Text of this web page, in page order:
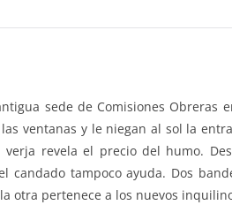
sede de Comisiones Obreras
ventanas y le niegan al sol la
revela el precio del humo.
candado tampoco ayuda. Dos
otra pertenece a los nuevos